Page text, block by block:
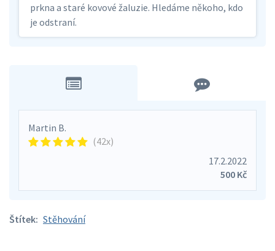
prkna a staré kovové žaluzie. Hledáme někoho, kdo
je odstraní.
Martin B.
(42x)
17.2.2022
500 Kč
Štítek: Stěhování